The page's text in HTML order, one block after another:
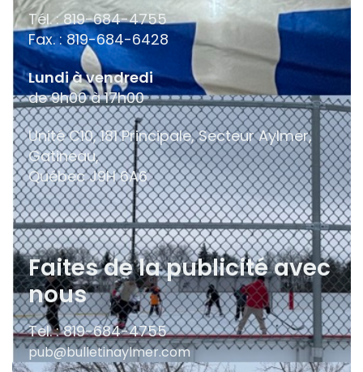
Tél. : 819-684-4755
Fax. : 819-684-6428
Lundi à vendredi
de 9h00 à 17h00
Unité C10, 181 Principale, Secteur Aylmer,
Gatineau,
QuébecJ9H 6A6
Faites de la publicité avec
nous
Tel. : 819-684-4755
pub@bulletinaylmer.com